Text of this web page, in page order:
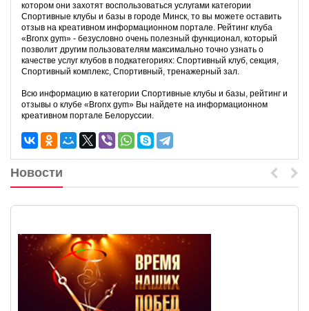
котором они захотят воспользоваться услугами категории
Спортивные клубы и базы в городе Минск, то вы можете оставить
отзыв на креативном информационном портале. Рейтинг клуба
«Bronx gym» - безусловно очень полезный функционал, который
позволит другим пользователям максимально точно узнать о
качестве услуг клубов в подкатегориях: Спортивный клуб, секция,
Спортивный комплекс, Спортивный, тренажерный зал.
Всю информацию в категории Спортивные клубы и базы, рейтинг и
отзывы о клубе «Bronx gym» Вы найдете на информационном
креативном портале Белоруссии.
Новости